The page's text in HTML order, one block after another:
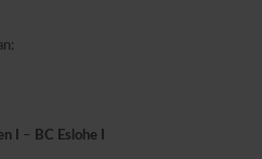
I – BC Eslohe I